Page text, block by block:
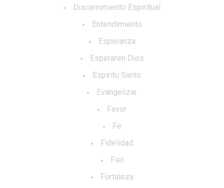
Discernimiento Espiritual
Entendimiento
Esperanza
Esperaren Dios
Espíritu Santo
Evangelizar
Favor
Fe
Fidelidad
Fiel
Fortaleza